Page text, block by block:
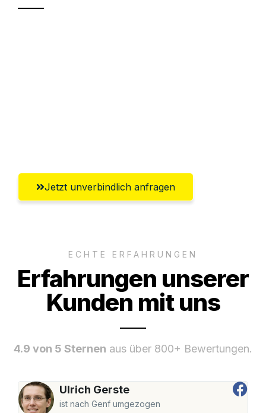
Jetzt unverbindlich anfragen
ECHTE ERFAHRUNGEN
Erfahrungen unserer
Kunden mit uns
4.9 von 5 Sternen aus über 800+ Bewertungen.
Ulrich Gerste
ist nach Genf umgezogen